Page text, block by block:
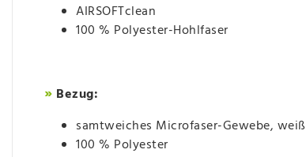
AIRSOFTclean
100 % Polyester-Hohlfaser
» Bezug:
samtweiches Microfaser-Gewebe, weiß
100 % Polyester